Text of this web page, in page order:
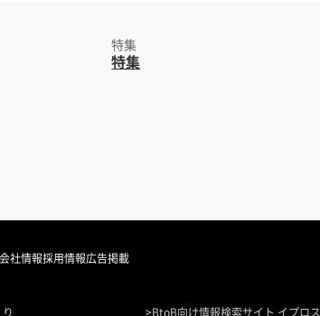
特集
特集
会社情報採用情報広告掲載
>BtoB向け情報検索サイト イプロス